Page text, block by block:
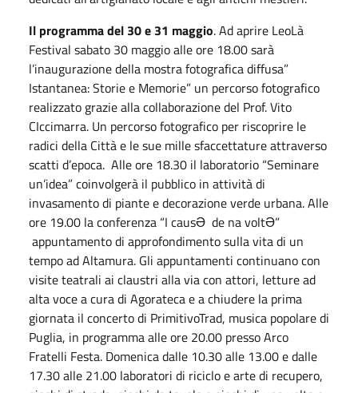
Il programma del 30 e 31 maggio. Ad aprire LeoLà
Festival sabato 30 maggio alle ore 18.00 sarà
l’inaugurazione della mostra fotografica diffusa”
Istantanea: Storie e Memorie” un percorso fotografico
realizzato grazie alla collaborazione del Prof. Vito
CIccimarra. Un percorso fotografico per riscoprire le
radici della Città e le sue mille sfaccettature attraverso
scatti d’epoca. Alle ore 18.30 il laboratorio “Seminare
un’idea” coinvolgerà il pubblico in attività di
invasamento di piante e decorazione verde urbana. Alle
ore 19.00 la conferenza “I causƏ de na voltƏ”
appuntamento di approfondimento sulla vita di un
tempo ad Altamura. Gli appuntamenti continuano con
visite teatrali ai claustri alla via con attori, letture ad
alta voce a cura di Agorateca e a chiudere la prima
giornata il concerto di PrimitivoTrad, musica popolare di
Puglia, in programma alle ore 20.00 presso Arco
Fratelli Festa. Domenica dalle 10.30 alle 13.00 e dalle
17.30 alle 21.00 laboratori di riciclo e arte di recupero,